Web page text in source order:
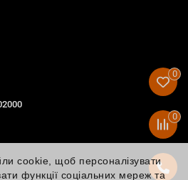
cookie, щоб персоналізувати
функції соціальних мереж та
0
0